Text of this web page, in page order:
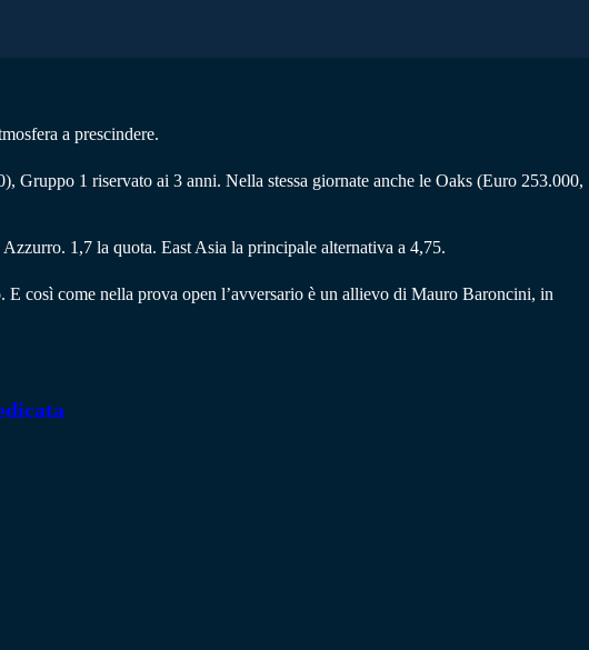
a prescindere.
1 riservato ai 3 anni. Nella stessa giornate anche le Oaks (Euro 253.000,
1,7 la quota. East Asia la principale alternativa a 4,75.
così come nella prova open l’avversario è un allievo di Mauro Baroncini, in